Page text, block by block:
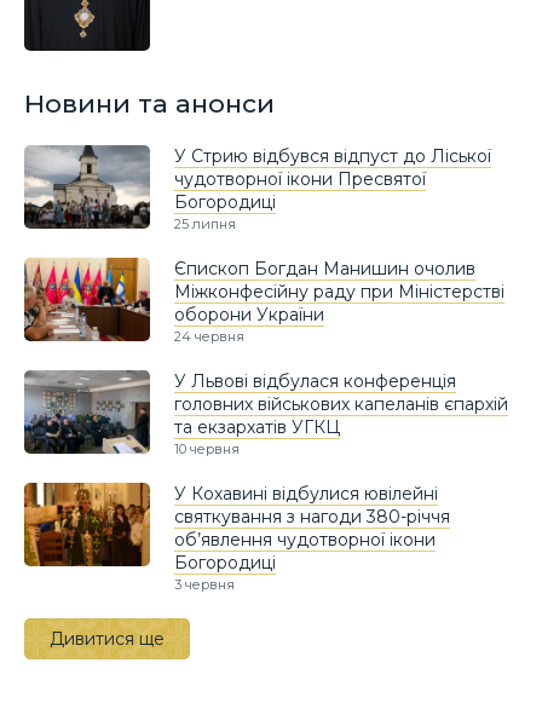
Новини та анонси
У Стрию відбувся відпуст до Ліської
чудотворної ікони Пресвятої
Богородиці
25 липня
Єпископ Богдан Манишин очолив
Міжконфесійну раду при Міністерстві
оборони України
24 червня
У Львові відбулася конференція
головних військових капеланів єпархій
та екзархатів УГКЦ
10 червня
У Кохавині відбулися ювілейні
святкування з нагоди 380-річчя
об’явлення чудотворної ікони
Богородиці
3 червня
Дивитися ще